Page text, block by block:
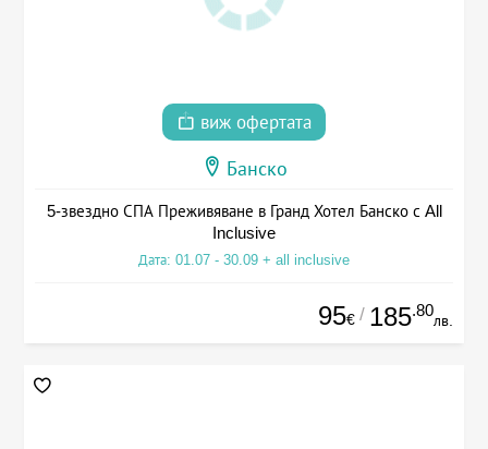
виж офертата
Банско
5-звездно СПА Преживяване в Гранд Хотел Банско с All
Inclusive
Дата: 01.07 - 30.09 + all inclusive
95€ / 185.80
лв.